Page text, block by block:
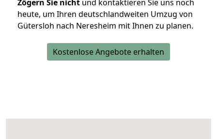
Zögern Sie nicht und kontaktieren Sie uns noch
heute, um Ihren deutschlandweiten Umzug von
Gütersloh nach Neresheim mit Ihnen zu planen.
Kostenlose Angebote erhalten